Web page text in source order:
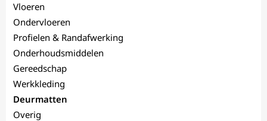
Vloeren
Ondervloeren
Profielen & Randafwerking
Onderhoudsmiddelen
Gereedschap
Werkkleding
Deurmatten
Overig